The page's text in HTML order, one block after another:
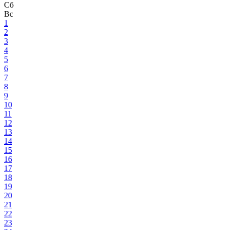
Сб
Вс
1
2
3
4
5
6
7
8
9
10
11
12
13
14
15
16
17
18
19
20
21
22
23